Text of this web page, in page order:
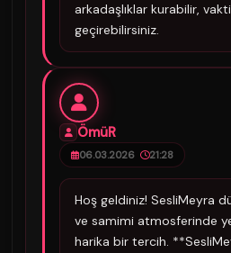
arkadaşlıklar kurabilir,
geçirebilirsiniz.
ÖmüR
06.03.2026 21:28
Hoş geldiniz! SesliMeyra
ve samimi atmosferinde
harika bir tercih.